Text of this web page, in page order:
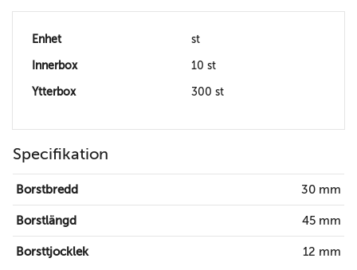
Enhet st
Innerbox 10 st
Ytterbox 300 st
Specifikation
Borstbredd 30 mm
Borstlängd 45 mm
Borsttjocklek 12 mm